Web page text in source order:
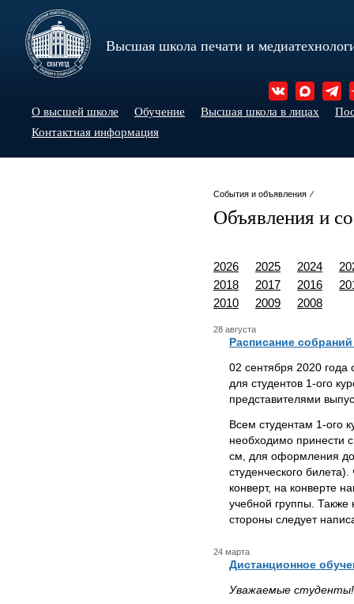
Высшая школа печати и
О высшей школе Обучение Высшая школа в лицах
Контактная информация
События и объявления ⁄
Объявления и
2026 2025 2024
2018
2017 2016
2010
2009 2008
28 августа
Расписание
02 сентября 2020 года
для студентов 1-ого
представителями
Всем студентам 1-ого
необходимо принести
см, для оформления
студенческого
конверт, на конверте
учебной группы.
стороны следует
24 марта
Дистанционное
Уважаемые студенты!